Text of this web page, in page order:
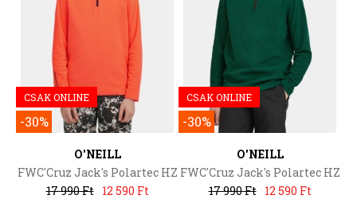
CSAK ONLINE
-30%
O'NEILL
FWC'Cruz Jack's Polartec HZ
Fleece
17 990 Ft 12 590 Ft
CSAK ONLINE
-30%
O'NEILL
FWC'Cruz Jack's Polartec HZ
Fleece
17 990 Ft 12 590 Ft